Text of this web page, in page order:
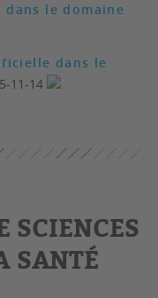
le domaine
dans le
11-14
SCIENCES
SANTÉ